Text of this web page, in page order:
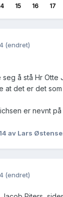
15 16 17
(endret)
seg å stå Hr
det er det som
er nevnt
av Lars
(endret)